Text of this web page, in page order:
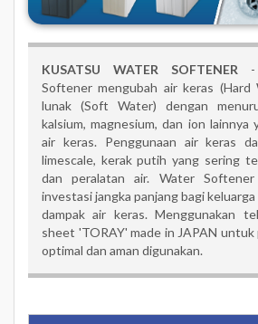
KUSATSU WATER SOFTENER
Softener mengubah air keras (Hard
lunak (Soft Water) dengan
kalsium, magnesium, dan ion lainnya
air keras. Penggunaan air keras
limescale, kerak putih yang sering
dan peralatan air. Water
investasi jangka panjang bagi
dampak air keras. Menggunakan
sheet 'TORAY' made in JAPAN untuk
optimal dan aman digunakan.